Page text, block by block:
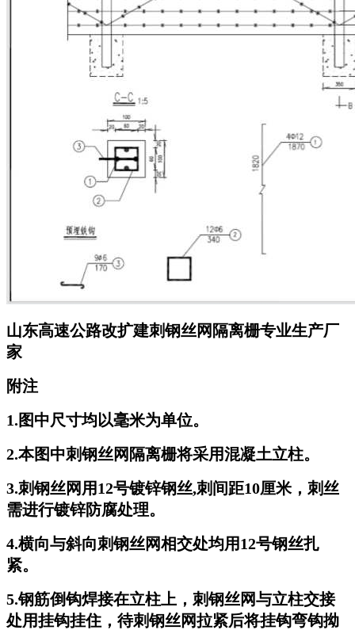
山东高速公路改扩建刺钢丝网隔离栅专业生产厂
家
附注
1.图中尺寸均以毫米为单位。
2.本图中刺钢丝网隔离栅将采用混凝土立柱。
3.刺钢丝网用12号镀锌钢丝,刺间距10厘米，刺丝
需进行镀锌防腐处理。
4.横向与斜向刺钢丝网相交处均用12号钢丝扎
紧。
5.钢筋倒钩焊接在立柱上，刺钢丝网与立柱交接
处用挂钩挂住，待刺钢丝网拉紧后将挂钩弯钩拗